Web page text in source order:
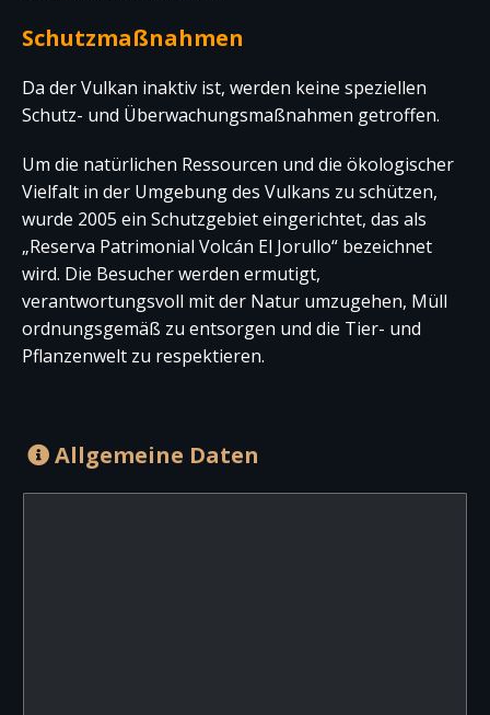
Schutzmaßnahmen
Da der Vulkan inaktiv ist, werden keine speziellen
Schutz- und Überwachungsmaßnahmen getroffen.
Um die natürlichen Ressourcen und die ökologischer
Vielfalt in der Umgebung des Vulkans zu schützen,
wurde 2005 ein Schutzgebiet eingerichtet, das als
„Reserva Patrimonial Volcán El Jorullo“ bezeichnet
wird. Die Besucher werden ermutigt,
verantwortungsvoll mit der Natur umzugehen, Müll
ordnungsgemäß zu entsorgen und die Tier- und
Pflanzenwelt zu respektieren.
Allgemeine Daten